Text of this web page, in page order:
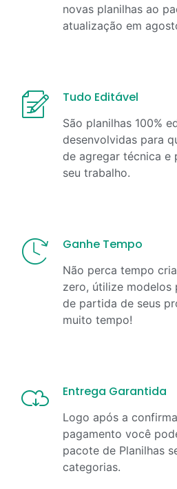
novas planilhas ao
atualização em
Tudo Editável
São planilhas 100%
desenvolvidas para
de agregar técnica e
seu trabalho.
Ganhe Tempo
Não perca tempo
zero, útilize
de partida de seus
muito tempo!
Entrega Garantida
Logo após a
pagamento você
pacote de Planilhas
categorias.